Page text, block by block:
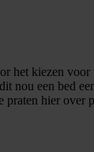
het kiezen voor
nou een bed
praten hier over